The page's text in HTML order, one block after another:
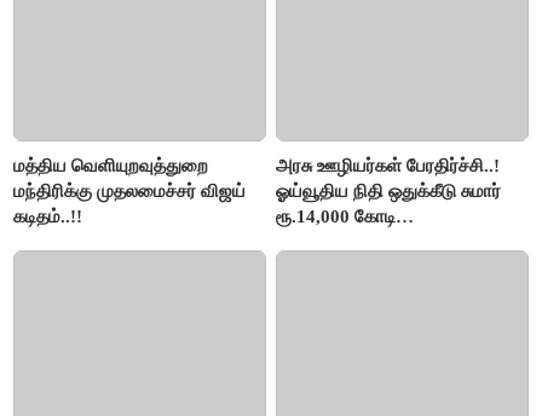
மத்திய வெளியுறவுத்துறை
மந்திரிக்கு முதலமைச்சர் விஜய்
கடிதம்..!!
அரசு ஊழியர்கள் பேரதிர்ச்சி..!
ஓய்வூதிய நிதி ஒதுக்கீடு சுமார்
ரூ.14,000 கோடி